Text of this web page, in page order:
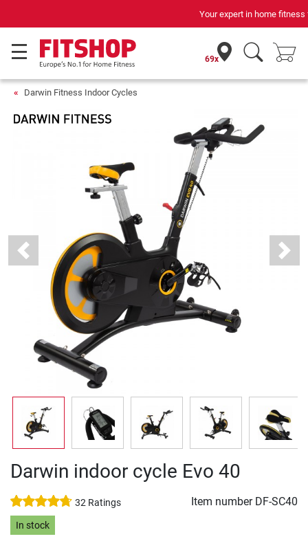
Your expert in home fitness for 42 years
69x
Darwin Fitness Indoor Cycles
Previous Next
Darwin indoor cycle Evo 40
32 Ratings Item number DF-SC40
In stock